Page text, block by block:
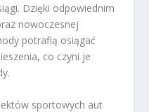
Dzięki odpowiednim
nowoczesnej
potrafią osiągać
co czyni je
sportowych aut